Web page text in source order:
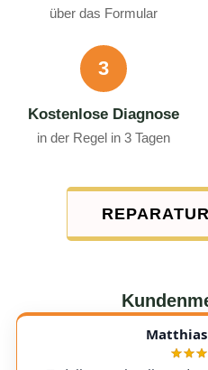
über das Formular
3
Kostenlose Diagnose
in der Regel in 3 Tagen